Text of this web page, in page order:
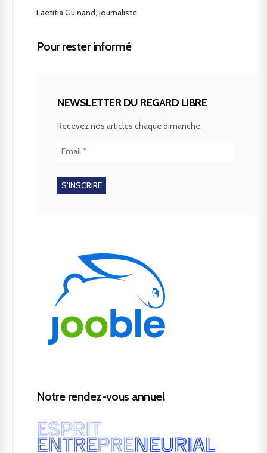
Laetitia Guinand, journaliste
Pour rester informé
NEWSLETTER DU REGARD LIBRE
Recevez nos articles chaque dimanche.
Notre rendez-vous annuel